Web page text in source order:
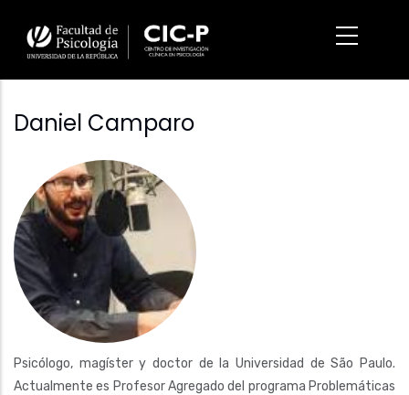
contenido
principal
Daniel Camparo
Fotografía
Psicólogo, magíster y doctor de la Universidad de São Paulo.
Actualmente es Profesor Agregado del programa Problemáticas